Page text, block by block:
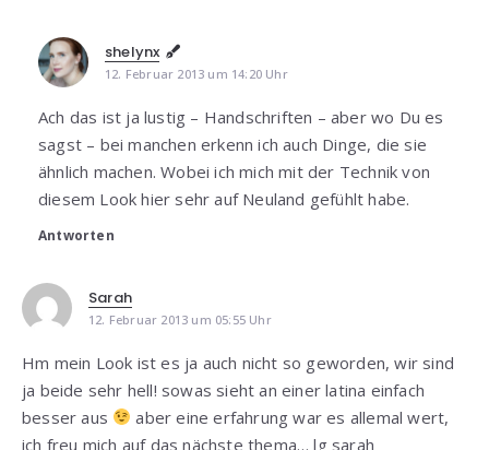
shelynx
12. Februar 2013 um 14:20 Uhr
Ach das ist ja lustig – Handschriften – aber wo Du es
sagst – bei manchen erkenn ich auch Dinge, die sie
ähnlich machen. Wobei ich mich mit der Technik von
diesem Look hier sehr auf Neuland gefühlt habe.
Antworten
Sarah
12. Februar 2013 um 05:55 Uhr
Hm mein Look ist es ja auch nicht so geworden, wir sind
ja beide sehr hell! sowas sieht an einer latina einfach
besser aus
aber eine erfahrung war es allemal wert,
ich freu mich auf das nächste thema… lg sarah